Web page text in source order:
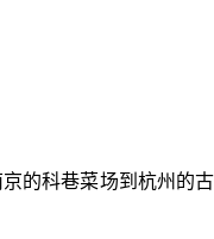
科巷菜场到杭州的古